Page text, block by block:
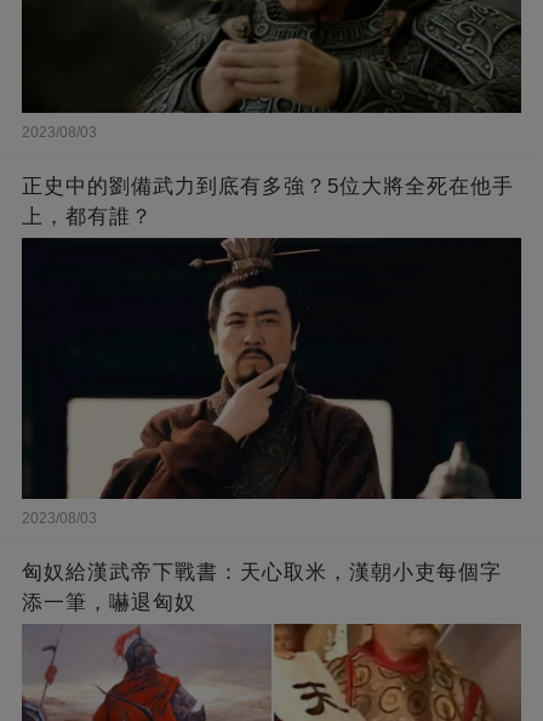
2023/08/03
正史中的劉備武力到底有多強？5位大將全死在他手
上，都有誰？
2023/08/03
匈奴給漢武帝下戰書：天心取米，漢朝小吏每個字
添一筆，嚇退匈奴